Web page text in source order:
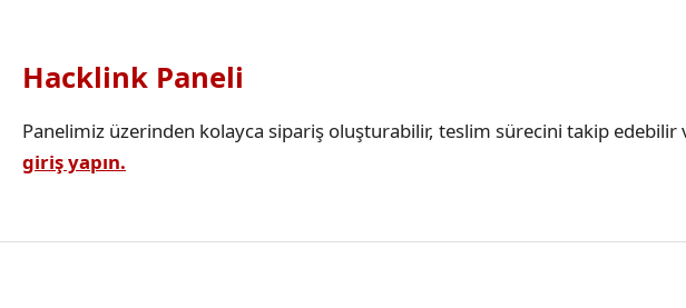
Hacklink Paneli
Panelimiz üzerinden kolayca sipariş oluşturabilir, teslim sürecini takip edebilir
giriş yapın.